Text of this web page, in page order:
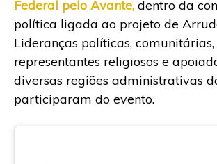
Federal pelo Avante, dentro da
política ligada ao projeto de
Lideranças políticas, comunitárias,
representantes religiosos e
diversas regiões administrativas
participaram do evento.